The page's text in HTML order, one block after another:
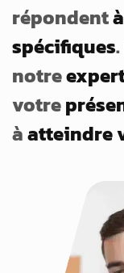
répondent
spécifiques
notre
votre
àatteindre